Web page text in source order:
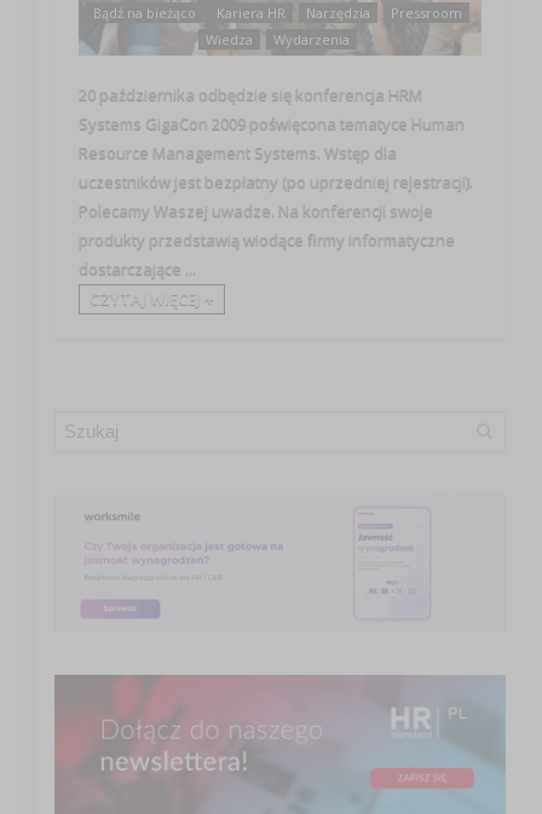
Bądź na bieżąco Kariera HR Narzędzia
Pressroom
Wiedza
Wydarzenia
20 października odbędzie się konferencja HRM
Systems GigaCon 2009 poświęcona tematyce Human
Resource Management Systems. Wstęp dla
uczestników jest bezpłatny (po uprzedniej rejestracji).
Polecamy Waszej uwadze. Na konferencji swoje
produkty przedstawią wiodące firmy informatyczne
dostarczające ...
CZYTAJ WIĘCEJ +